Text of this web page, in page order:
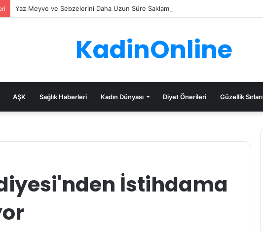
Yaz Meyve ve Sebzelerini Daha Uzun Süre Saklama İpuçları
KadinOnline
AŞK Sağlık Haberleri Kadın Dünyası Diyet Önerileri Güzellik Sırları
İstihdama